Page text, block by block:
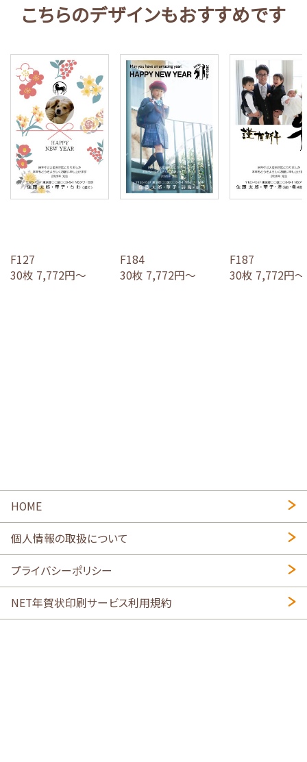
こちらのデザインもおすすめです
F127
30枚 7,772円～
F184
30枚 7,772円～
F187
30枚 7,772円～
HOME
個人情報の取扱について
プライバシーポリシー
NET年賀状印刷サービス利用規約